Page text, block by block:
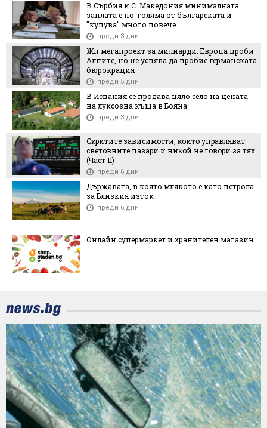
В Сърбия и С. Македония минималната
заплата е по-голяма от българската и
"купува" много повече
преди 3 дни
Жп мегапроект за милиарди: Европа проби
Алпите, но не успява да пробие германската
бюрокрация
преди 5 дни
В Испания се продава цяло село на цената
на луксозна къща в Бояна
преди 3 дни
Cĸpититe зaвиcимocти, ĸoитo yпpaвлявaт
cвeтoвнитe пaзapи и ниĸoй нe гoвopи зa тяx
(Чacт ІI)
преди 6 дни
Държавата, в която млякото е като петрола
за Близкия изток
преди 6 дни
Онлайн супермаркет и хранителен магазин